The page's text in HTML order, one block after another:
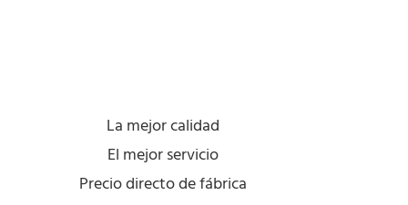
La mejor calidad
El mejor servicio
Precio directo de fábrica